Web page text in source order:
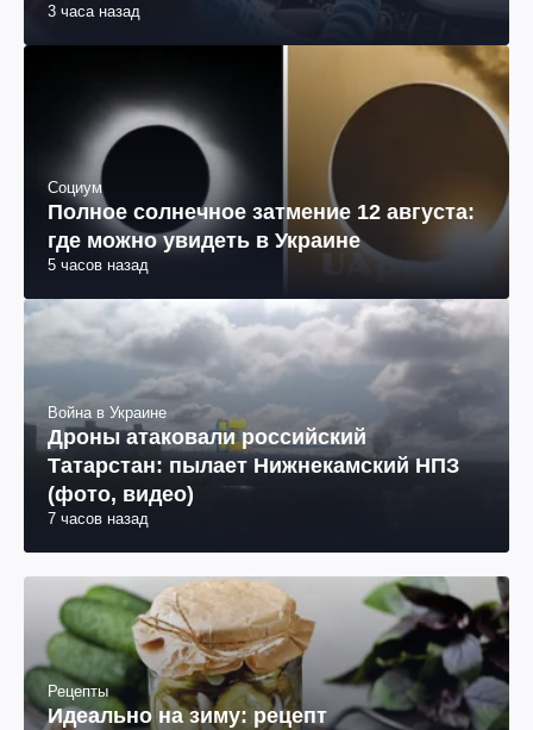
3 часа назад
Социум
Полное солнечное затмение 12 августа:
где можно увидеть в Украине
5 часов назад
Война в Украине
Дроны атаковали российский
Татарстан: пылает Нижнекамский НПЗ
(фото, видео)
7 часов назад
Рецепты
Идеально на зиму: рецепт